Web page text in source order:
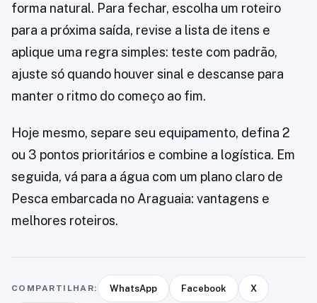
forma natural. Para fechar, escolha um roteiro
para a próxima saída, revise a lista de itens e
aplique uma regra simples: teste com padrão,
ajuste só quando houver sinal e descanse para
manter o ritmo do começo ao fim.
Hoje mesmo, separe seu equipamento, defina 2
ou 3 pontos prioritários e combine a logística. Em
seguida, vá para a água com um plano claro de
Pesca embarcada no Araguaia: vantagens e
melhores roteiros.
COMPARTILHAR: WhatsApp Facebook X